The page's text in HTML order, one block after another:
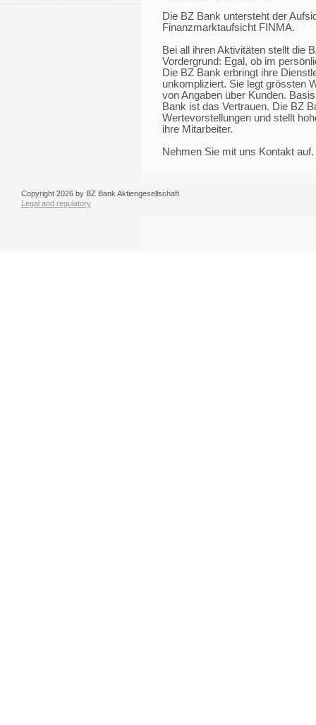
Die BZ Bank untersteht der
Finanzmarktaufsicht FINMA.
Bei all ihren Aktivitäten stellt die
Vordergrund: Egal, ob im
Die BZ Bank erbringt ihre
unkompliziert. Sie legt grössten
von Angaben über Kunden.
Bank ist das Vertrauen. Die BZ
Wertevorstellungen und stellt
ihre Mitarbeiter.
Nehmen Sie mit uns Kontakt
Copyright 2026 by BZ Bank Aktiengesellschaft
Legal and regulatory